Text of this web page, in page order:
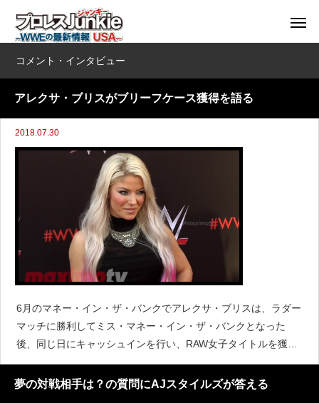
コメント・インタビュー
アレクサ・ブリスがブリーフケース獲得を語る
2018.07.30
6月のマネー・イン・ザ・バンクでアレクサ・ブリスは、ラダー
マッチに勝利してミス・マネー・イン・ザ・バンクとなった
後、同じ日にキャッシュインを行い、RAW女子タイトルを獲得
しました。 (さらに&hellip;)
夢の対戦相手は？の質問にAJスタイルズが答える